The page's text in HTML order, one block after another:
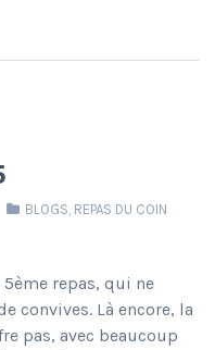
BLOGS, REPAS DU COIN
repas, qui ne
convives. Là encore, la
pas, avec beaucoup